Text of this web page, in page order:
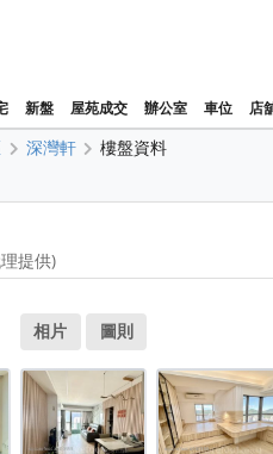
新盤 屋苑成交 辦公室 車位 店
深灣軒 樓盤資料
提供)
平方呎
平方呎
平方呎
相片 圖則